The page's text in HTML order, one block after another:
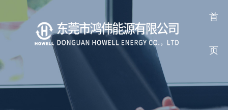
首
页